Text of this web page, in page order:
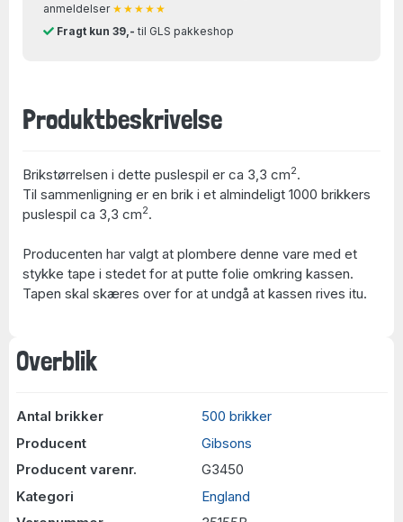
Overblik
Antal brikker
500 brikker
Producent
Gibsons
Producent varenr.
G3450
Kategori
England
anmeldelser ★★★★★
Fragt kun 39,- til GLS pakkeshop
Produktbeskrivelse
Brikstørrelsen i dette puslespil er ca 3,3 cm2.
Til sammenligning er en brik i et almindeligt 1000 brikkers
puslespil ca 3,3 cm2.
Producenten har valgt at plombere denne vare med et
stykke tape i stedet for at putte folie omkring kassen.
Tapen skal skæres over for at undgå at kassen rives itu.